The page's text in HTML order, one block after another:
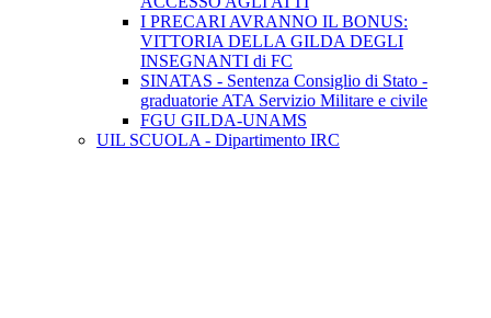
I PRECARI AVRANNO IL BONUS:
VITTORIA DELLA GILDA DEGLI
INSEGNANTI di FC
SINATAS - Sentenza Consiglio di Stato -
graduatorie ATA Servizio Militare e civile
FGU GILDA-UNAMS
UIL SCUOLA - Dipartimento IRC